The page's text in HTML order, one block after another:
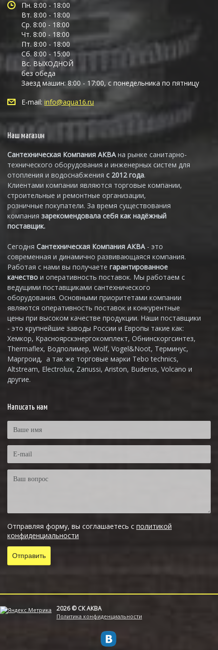
Пн. 8:00 - 18:00
Вт. 8:00 - 18:00
Ср. 8:00 - 18:00
Чт. 8:00 - 18:00
Пт. 8:00 - 18:00
Сб. 8:00 - 15:00
Вс. ВЫХОДНОЙ
без обеда
Заезд машин: 8:00 - 17:00, с понедельника по пятницу
E-mail: info@aqua16.ru
Наш магазин
Сантехническая Компания АКВАна рынке санитарно-
технического оборудования и инженерных систем для
отопления и водоснабжения с 2012 года.
Клиентами компании являются торговые компании,
строительные и ремонтные организации,
розничные покупатели. За время существования
компания зарекомендовала себя как надёжный
поставщик.
Сегодня Сантехническая Компания АКВА - это
современная и динамично развивающаяся компания.
Работая с нами вы получаете гарантированное
качество и оперативность поставок. Мы работаем с
ведущими поставщиками сантехнического
оборудования. Основными приоритетами компании
являются оперативность поставок и конкурентные
цены при высоком качестве продукции. Наши поставщики
- это крупнейшие заводы России и Европы такие как:
Хемкор, Красноярскэнергокомплект, Обнинскоргсинтез,
Thermaflex, Водполимер, Wolf, Vogel&Noot, Терминус,
Маргроид, а так же торговые марки Tebo technics,
Altstream, Electrolux, Zanussi, Ariston, Buderus, Volcano и
другие.
Написать нам
Отправляя форму, вы соглашаетесь с политикой
конфиденциальности
2026 © СК АКВА
Политика конфиденциальности